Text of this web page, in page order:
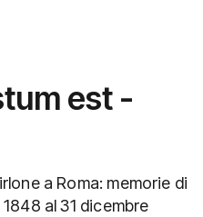
est -
a Roma: memorie di
al 31 dicembre